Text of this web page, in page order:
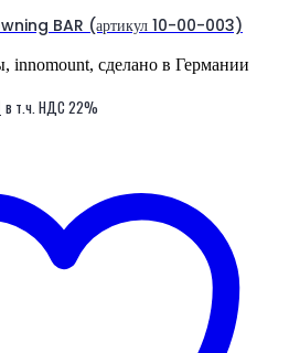
BAR (артикул 10-00-003)
innomount, сделано в Германии
Текущая
в т.ч. НДС 22%